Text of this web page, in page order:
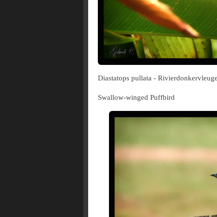
Diastatops pullata -
Swallow-winged Puffbird